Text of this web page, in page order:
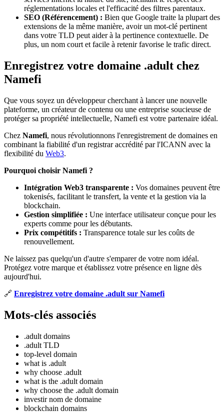
réglementations locales et l'efficacité des filtres parentaux.
SEO (Référencement) : Bien que Google traite la plupart des
extensions de la même manière, avoir un mot-clé pertinent
dans votre TLD peut aider à la pertinence contextuelle. De
plus, un nom court et facile à retenir favorise le trafic direct.
Enregistrez votre domaine .adult chez
Namefi
Que vous soyez un développeur cherchant à lancer une nouvelle
plateforme, un créateur de contenu ou une entreprise soucieuse de
protéger sa propriété intellectuelle, Namefi est votre partenaire idéal.
Chez Namefi, nous révolutionnons l'enregistrement de domaines en
combinant la fiabilité d'un registrar accrédité par l'ICANN avec la
flexibilité du Web3.
Pourquoi choisir Namefi ?
Intégration Web3 transparente : Vos domaines peuvent être
tokenisés, facilitant le transfert, la vente et la gestion via la
blockchain.
Gestion simplifiée : Une interface utilisateur conçue pour les
experts comme pour les débutants.
Prix compétitifs : Transparence totale sur les coûts de
renouvellement.
Ne laissez pas quelqu'un d'autre s'emparer de votre nom idéal.
Protégez votre marque et établissez votre présence en ligne dès
aujourd'hui.
🔗 Enregistrez votre domaine .adult sur Namefi
Mots-clés associés
.adult domains
.adult TLD
top-level domain
what is .adult
why choose .adult
what is the .adult domain
why choose the .adult domain
investir nom de domaine
blockchain domains